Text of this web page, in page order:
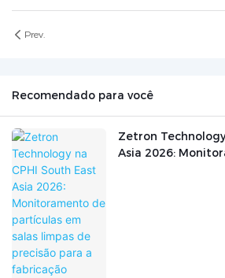
Prev.
Recomendado para você
Zetron
Asia 2026: